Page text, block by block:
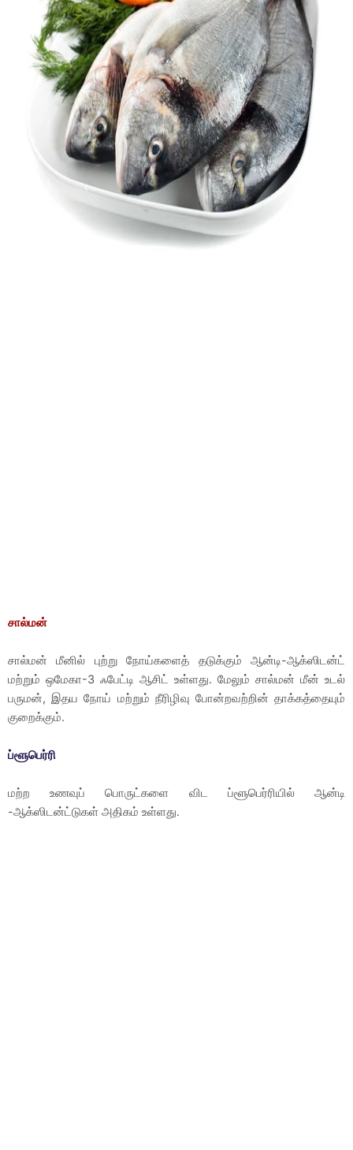
சால்மன்
சால்மன் மீனில் புற்று நோய்களைத் தடுக்கும் ஆன்டி-ஆக்ஸிடன்ட்
மற்றும் ஒமேகா-3 ஃபேட்டி ஆசிட் உள்ளது. மேலும் சால்மன் மீன் உடல்
பருமன், இதய நோய் மற்றும் நீரிழிவு போன்றவற்றின் தாக்கத்தையும்
குறைக்கும்.
ப்ளூபெர்ரி
மற்ற உணவுப் பொருட்களை விட ப்ளூபெர்ரியில் ஆன்டி
-ஆக்ஸிடன்ட்டுகள் அதிகம் உள்ளது.